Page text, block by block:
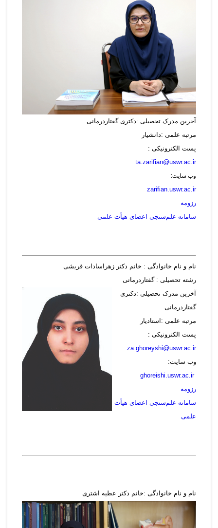
آخرین مدرک تحصیلی :دکتری گفتاردرمانی
مرتبه علمی :دانشیار
پست الکترونیکی :
ta.zarifian@uswr.ac.ir
وب سایت:
zarifian.uswr.ac.ir
رزومه
سامانه علم‌سنجی اعضای هیأت علمی
نام و نام خانوادگی : خانم دکتر زهراسادات قریشی
رشته تحصیلی : گفتاردرمانی
آخرین مدرک تحصیلی :دکتری
گفتاردرمانی
مرتبه علمی :استادیار
پست الکترونیکی :
za.ghoreyshi@uswr.ac.ir
وب سایت:
ghoreishi.uswr.ac.ir
رزومه
سامانه علم‌سنجی اعضای هیأت
علمی
نام و نام خانوادگی :خانم دکتر عطیه اشتری